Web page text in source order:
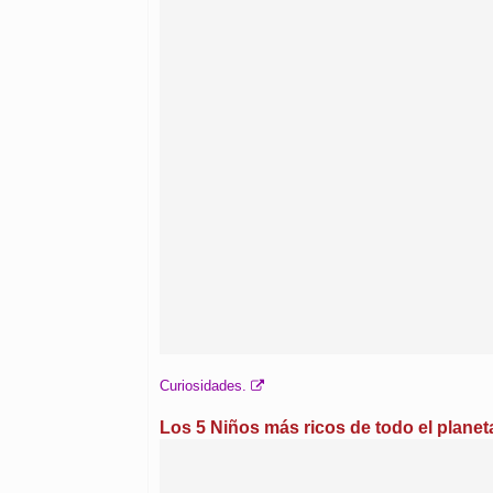
Curiosidades.
Los 5 Niños más ricos de todo el